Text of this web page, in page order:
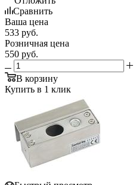
Сравнить
Ваша цена
533 руб.
Розничная цена
550 руб.
В корзину
Купить в 1 клик